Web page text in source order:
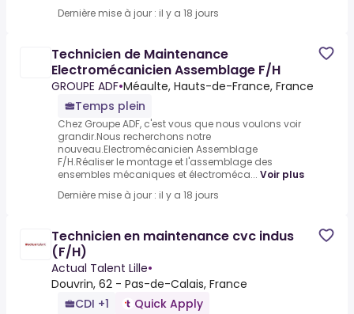
Dernière mise à jour : il y a 18 jours
Technicien de Maintenance
Electromécanicien Assemblage F/H
GROUPE ADF•Méaulte, Hauts-de-France, France
Temps plein
Chez Groupe ADF, c'est vous que nous voulons voir
grandir.Nous recherchons notre
nouveau.Electromécanicien Assemblage
F/H.Réaliser le montage et l'assemblage des
ensembles mécaniques et électroméca... Voir plus
Dernière mise à jour : il y a 18 jours
Technicien en maintenance cvc indus
(F/H)
Actual Talent Lille•
Douvrin, 62 - Pas-de-Calais, France
CDI +1
Quick Apply